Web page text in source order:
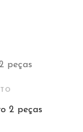
2 peças